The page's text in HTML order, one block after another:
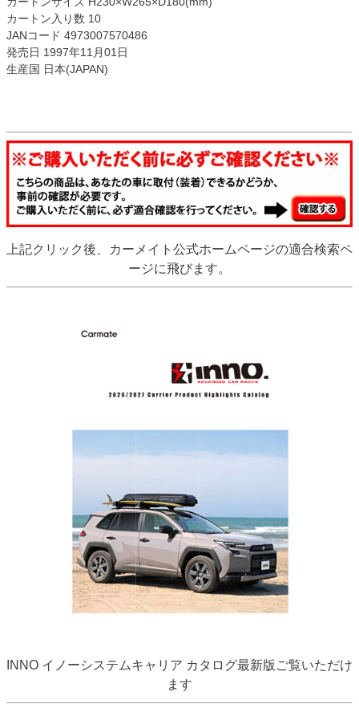
カートン入り数 10
JANコード 4973007570486
発売日 1997年11月01日
生産国 日本(JAPAN)
上記クリック後、カーメイト公式ホームページの適合検索ペ
ージに飛びます。
INNO イノーシステムキャリア カタログ最新版ご覧いただけ
ます